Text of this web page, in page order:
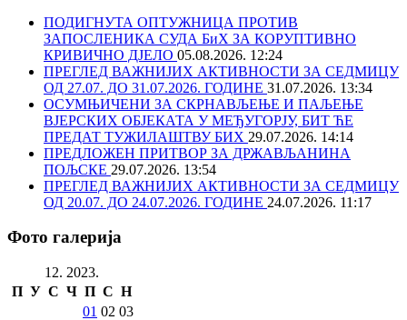
ПОДИГНУТА ОПТУЖНИЦА ПРОТИВ
ЗАПОСЛЕНИКА СУДА БиХ ЗА КОРУПТИВНО
КРИВИЧНО ДЈЕЛО 05.08.2026. 12:24
ПРЕГЛЕД ВАЖНИЈИХ АКТИВНОСТИ ЗА СЕДМИЦУ
ОД 27.07. ДО 31.07.2026. ГОДИНЕ 31.07.2026. 13:34
ОСУМЊИЧЕНИ ЗА СКРНАВЉЕЊЕ И ПАЉЕЊЕ
ВЈЕРСКИХ ОБЈЕКАТА У МЕЂУГОРЈУ, БИТ ЋЕ
ПРЕДАТ ТУЖИЛАШТВУ БИХ 29.07.2026. 14:14
ПРЕДЛОЖЕН ПРИТВОР ЗА ДРЖАВЉАНИНА
ПОЉСКЕ 29.07.2026. 13:54
ПРЕГЛЕД ВАЖНИЈИХ АКТИВНОСТИ ЗА СЕДМИЦУ
ОД 20.07. ДО 24.07.2026. ГОДИНЕ 24.07.2026. 11:17
Фото галерија
12. 2023.
П У С Ч П С Н
01 02 03